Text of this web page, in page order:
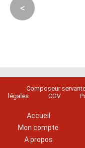
<
Composeur
légales
CGV
Accueil
Mon compte
A propos